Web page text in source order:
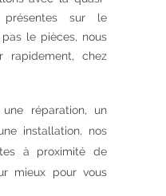
sur le
le pièces, nous
rapidement, chez
réparation, un
installation, nos
à proximité de
mieux pour vous